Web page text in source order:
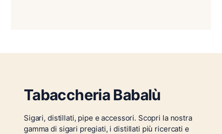
Tabaccheria Babalù
Sigari, distillati, pipe e accessori. Scopri la nostra
gamma di sigari pregiati, i distillati più ricercati e